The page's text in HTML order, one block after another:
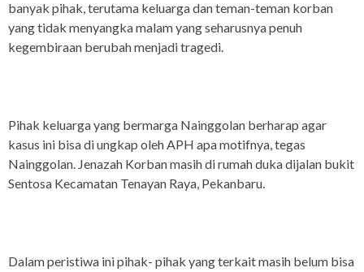
banyak pihak, terutama keluarga dan teman-teman korban
yang tidak menyangka malam yang seharusnya penuh
kegembiraan berubah menjadi tragedi.
Pihak keluarga yang bermarga Nainggolan berharap agar
kasus ini bisa di ungkap oleh APH apa motifnya, tegas
Nainggolan. Jenazah Korban masih di rumah duka dijalan bukit
Sentosa Kecamatan Tenayan Raya, Pekanbaru.
Dalam peristiwa ini pihak- pihak yang terkait masih belum bisa